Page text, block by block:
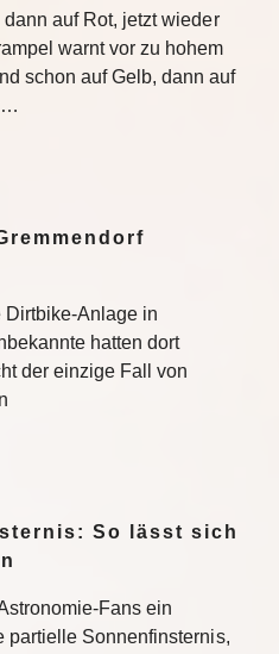
auf Rot, jetzt wieder
warnt vor zu hohem
schon auf Gelb, dann auf
Dirtbike-Anlage in
hatten dort
der einzige Fall von
So lässt sich
Fans ein
partielle Sonnenfinsternis,